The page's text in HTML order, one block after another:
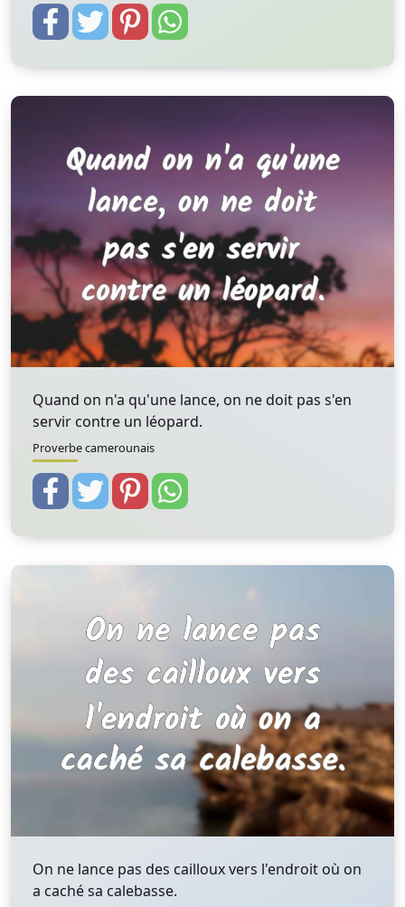
Quand on n'a qu'une lance, on ne doit pas s'en
servir contre un léopard.
Proverbe camerounais
On ne lance pas des cailloux vers l'endroit où on
a caché sa calebasse.